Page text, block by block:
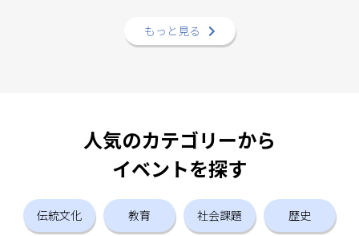
om/studio-design-asset-files/projects/4BqND4eeWr/s-1x1
_6e603b5c-700e-4774-95c7-0e4479138349.pdf
和文化の智恵を国内から海外へと広げ、和文化に携わる
人の人生を発展させる&lt;会員期間は年単位のため、１年
いただき同意願います。 以下のURLより会員規約をお読
みいただき、 同意は申込ページ内の「会員規約に同意し
ます」のチェックをお付けください。 会員規約：https://
s1uA/view?usp=sharing 希望の会員ランクをお選びくださ
い。正会員:2,000円特別会員：5,000円
もっと見る
人気のカテゴリーから
イベントを探す
伝統文化 教育 社会課題 歴史